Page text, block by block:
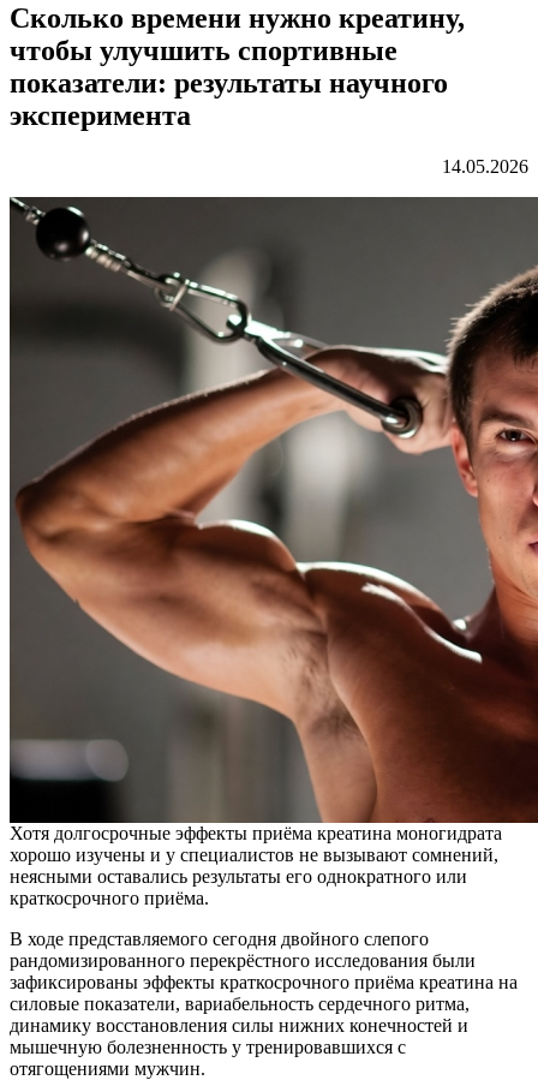
Сколько времени нужно креатину,
чтобы улучшить спортивные
показатели: результаты научного
эксперимента
14.05.2026
Хотя долгосрочные эффекты приёма креатина моногидрата
хорошо изучены и у специалистов не вызывают сомнений,
неясными оставались результаты его однократного или
краткосрочного приёма.
В ходе представляемого сегодня двойного слепого
рандомизированного перекрёстного исследования были
зафиксированы эффекты краткосрочного приёма креатина на
силовые показатели, вариабельность сердечного ритма,
динамику восстановления силы нижних конечностей и
мышечную болезненность у тренировавшихся с
отягощениями мужчин.